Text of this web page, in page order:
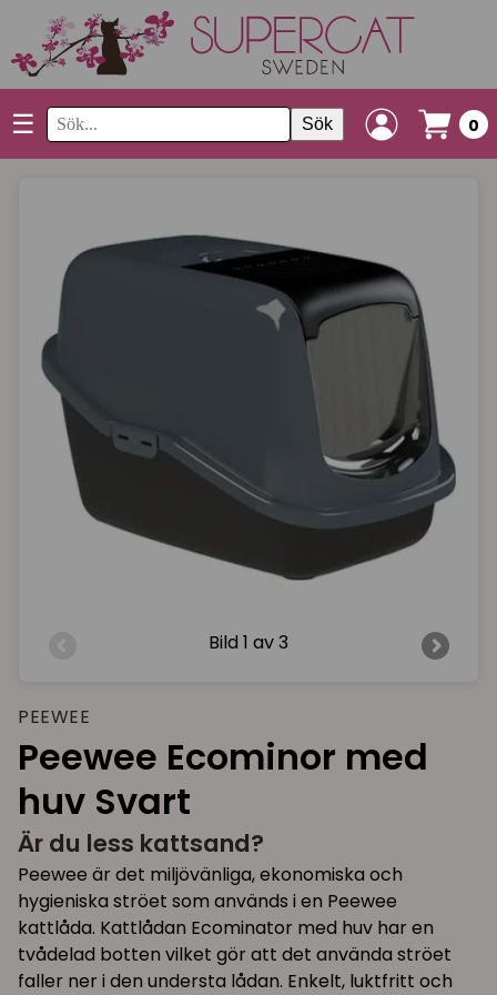
☰ Sök 0
Bild 1 av 3
PEEWEE
Peewee Ecominor med
huv Svart
Är du less kattsand?
Peewee är det miljövänliga, ekonomiska och
hygieniska ströet som används i en Peewee
kattlåda. Kattlådan Ecominator med huv har en
tvådelad botten vilket gör att det använda ströet
faller ner i den understa lådan. Enkelt, luktfritt och